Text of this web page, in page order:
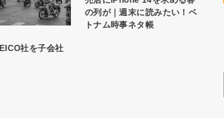
社を子会社
の列が｜週末に読みたい！ベ
トナム時事ネタ帳